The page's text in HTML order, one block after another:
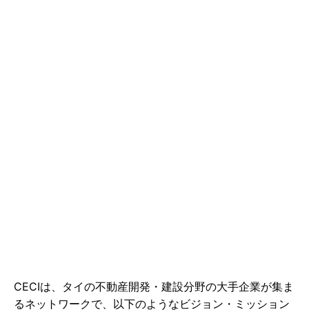
CECIは、タイの不動産開発・建設分野の大手企業が集ま
るネットワークで、以下のようなビジョン・ミッション